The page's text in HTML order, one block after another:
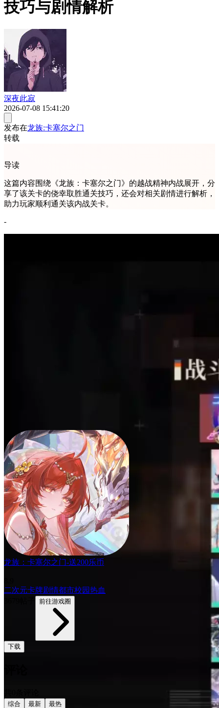
技巧与剧情解析
深夜此寂
2026-07-08 15:41:20
发布在龙族:卡塞尔之门
转载
导读
这篇内容围绕《龙族：卡塞尔之门》的越战精神内战展开，分
享了该关卡的侥幸取胜通关技巧，还会对相关剧情进行解析，
助力玩家顺利通关该内战关卡。
-
龙族：卡塞尔之门-送200乐币
二次元卡牌剧情都市校园热血
前往游戏圈
下载
综合 最新 最热